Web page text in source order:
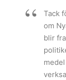
Tack
om
blir